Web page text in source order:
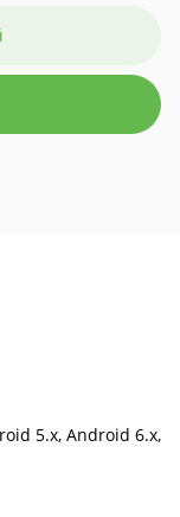
5.x, Android 6.x,